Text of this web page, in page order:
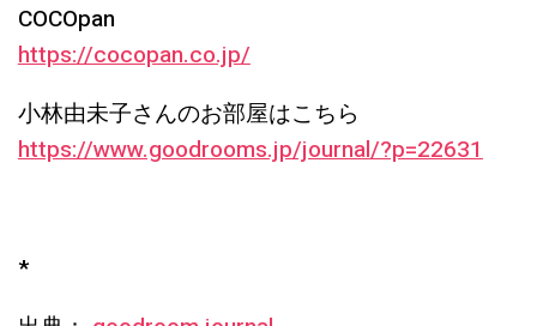
COCOpan
https://cocopan.co.jp/
小林由未子さんのお部屋はこちら
https://www.goodrooms.jp/journal/?p=22631
*